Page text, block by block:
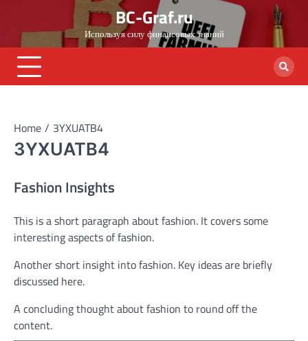
content
BC-Graf.ru
Используя силу финансовых знаний
Home 3YXUATB4
3YXUATB4
Fashion Insights
This is a short paragraph about fashion. It covers some
interesting aspects of fashion.
Another short insight into fashion. Key ideas are briefly
discussed here.
A concluding thought about fashion to round off the
content.